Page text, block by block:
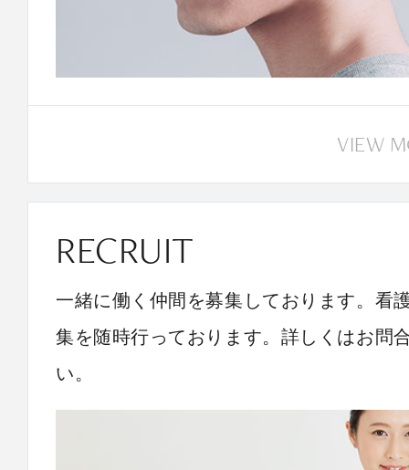
VIEW
RECRUIT
一緒に働く仲間を募集しております。看
集を随時行っております。詳しくはお問
い。